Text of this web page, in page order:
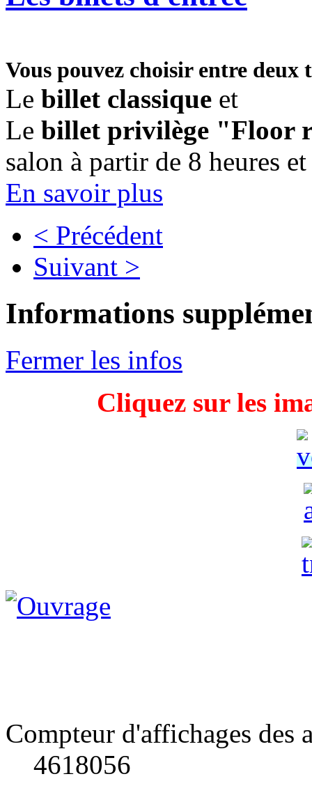
Vous pouvez choisir entre deux
Le billet classique et
Le billet privilège "Floor
salon à partir de 8 heures
En savoir plus
< Précédent
Suivant >
Informations
Fermer les infos
Cliquez sur les
Compteur d'affichages des
4618056